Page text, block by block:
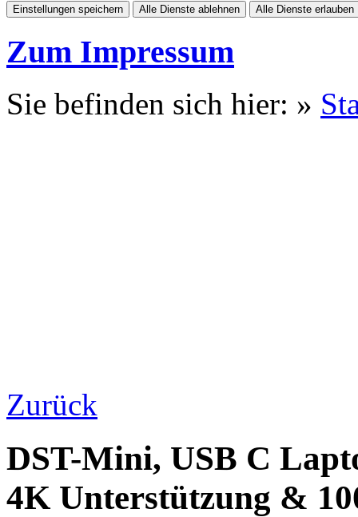
Einstellungen speichern Alle Dienste ablehnen Alle Dienste erlauben
Zum Impressum
Sie befinden sich hier: »
Zurück
DST-Mini, USB C
4K Unterstützung &